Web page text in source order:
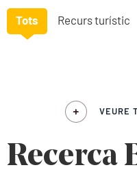
Tots Recurs turístic
VEURE
Recerca